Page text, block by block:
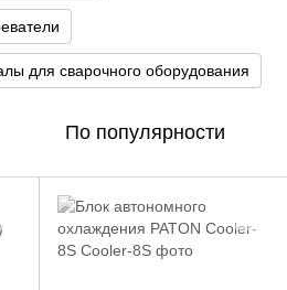
для сварочного оборудования
По популярности